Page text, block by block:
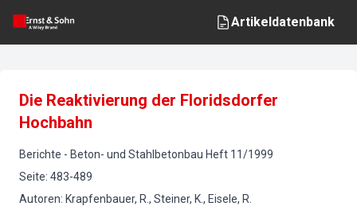
Artikeldatenbank
Die Reaktivierung der Floridsdorfer
Hochbahn
Berichte - Beton- und Stahlbetonbau Heft 11/1999
Seite: 483-489
Autoren: Krapfenbauer, R., Steiner, K., Eisele, R.